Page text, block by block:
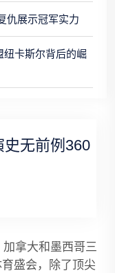
仇展示冠军实力
纽卡斯尔背后的崛
史无前例360
拿大和墨西哥三
盛会，除了顶尖